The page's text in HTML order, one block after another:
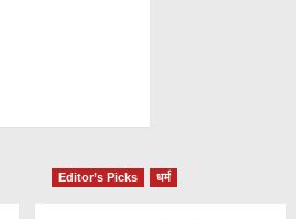
Editor’s Picks धर्म